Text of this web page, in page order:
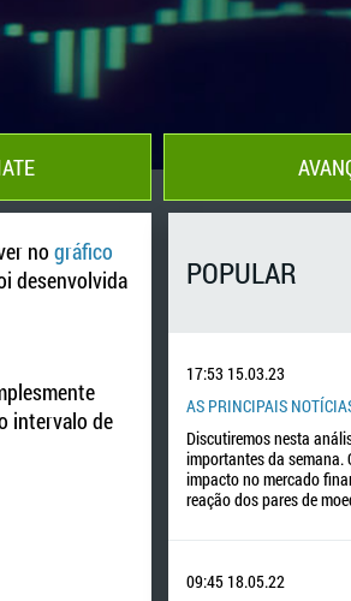
no gráfico
desenvolvida
intervalo de
POPULAR
17:53 15.03.23
AS PRINCIPAIS
Discutiremos nesta
importantes da semana.
impacto no mercado
reação dos pares de
09:45 18.05.22